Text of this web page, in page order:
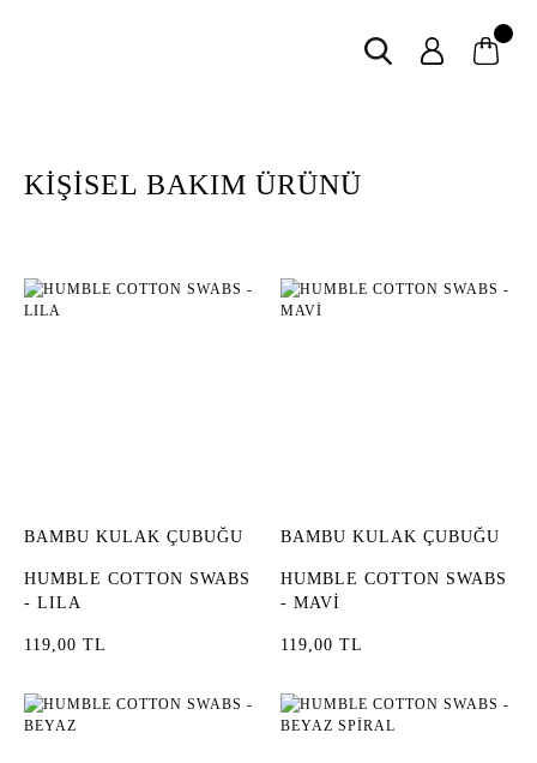
KİŞİSEL BAKIM ÜRÜNÜ
BAMBU KULAK ÇUBUĞU
HUMBLE COTTON SWABS
- LILA
119,00 TL
BAMBU KULAK ÇUBUĞU
HUMBLE COTTON SWABS
- MAVİ
119,00 TL